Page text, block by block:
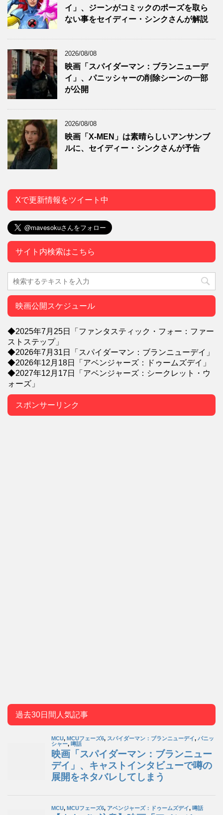
イ」、ジーンがコミックのポーズを取ら
ない事をセイディー・シンクさんが解説
2026/08/08
映画「スパイダーマン：ブランニューデ
イ」、パニッシャーの削除シーンの一部
が公開
2026/08/08
映画「X-MEN」は素晴らしいアンサンブ
ルに、セイディー・シンクさんが予告
Xで更新情報をツイート中
サイト内検索はこちら
映画公開スケジュール
◆2025年7月25日「ファンタスティック・フォー：ファー
ストステップ」
◆2026年7月31日「スパイダーマン：ブランニューデイ」
◆2026年12月18日「アベンジャーズ：ドゥームズデイ」
◆2027年12月17日「アベンジャーズ：シークレット・ウ
ォーズ」
スポンサーリンク
過去30日間人気記事